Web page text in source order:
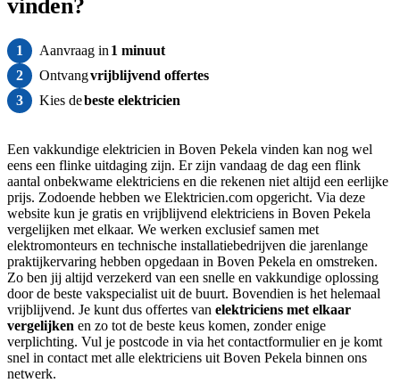
vinden?
1 Aanvraag in 1 minuut
2
Ontvangvrijblijvend offertes
3
Kies debeste elektricien
Een vakkundige elektricien in Boven Pekela vinden kan nog wel
eens een flinke uitdaging zijn. Er zijn vandaag de dag een flink
aantal onbekwame elektriciens en die rekenen niet altijd een eerlijke
prijs. Zodoende hebben we Elektricien.com opgericht. Via deze
website kun je gratis en vrijblijvend elektriciens in Boven Pekela
vergelijken met elkaar. We werken exclusief samen met
elektromonteurs en technische installatiebedrijven die jarenlange
praktijkervaring hebben opgedaan in Boven Pekela en omstreken.
Zo ben jij altijd verzekerd van een snelle en vakkundige oplossing
door de beste vakspecialist uit de buurt. Bovendien is het helemaal
vrijblijvend. Je kunt dus offertes van elektriciens met elkaar
vergelijken en zo tot de beste keus komen, zonder enige
verplichting. Vul je postcode in via het contactformulier en je komt
snel in contact met alle elektriciens uit Boven Pekela binnen ons
netwerk.